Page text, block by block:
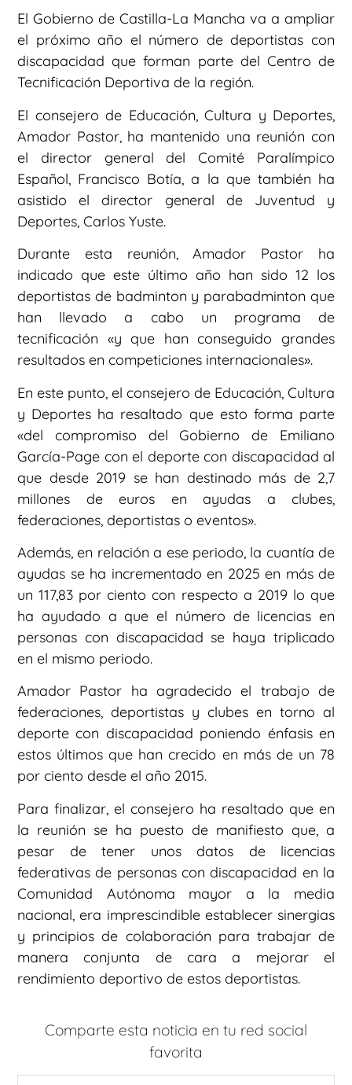
El Gobierno de Castilla-La Mancha va a ampliar
el próximo año el número de deportistas con
discapacidad que forman parte del Centro de
Tecnificación Deportiva de la región.
El consejero de Educación, Cultura y Deportes,
Amador Pastor, ha mantenido una reunión con
el director general del Comité Paralímpico
Español, Francisco Botía, a la que también ha
asistido el director general de Juventud y
Deportes, Carlos Yuste.
Durante esta reunión, Amador Pastor ha
indicado que este último año han sido 12 los
deportistas de badminton y parabadminton que
han llevado a cabo un programa de
tecnificación «y que han conseguido grandes
resultados en competiciones internacionales».
En este punto, el consejero de Educación, Cultura
y Deportes ha resaltado que esto forma parte
«del compromiso del Gobierno de Emiliano
García-Page con el deporte con discapacidad al
que desde 2019 se han destinado más de 2,7
millones de euros en ayudas a clubes,
federaciones, deportistas o eventos».
Además, en relación a ese periodo, la cuantía de
ayudas se ha incrementado en 2025 en más de
un 117,83 por ciento con respecto a 2019 lo que
ha ayudado a que el número de licencias en
personas con discapacidad se haya triplicado
en el mismo periodo.
Amador Pastor ha agradecido el trabajo de
federaciones, deportistas y clubes en torno al
deporte con discapacidad poniendo énfasis en
estos últimos que han crecido en más de un 78
por ciento desde el año 2015.
Para finalizar, el consejero ha resaltado que en
la reunión se ha puesto de manifiesto que, a
pesar de tener unos datos de licencias
federativas de personas con discapacidad en la
Comunidad Autónoma mayor a la media
nacional, era imprescindible establecer sinergias
y principios de colaboración para trabajar de
manera conjunta de cara a mejorar el
rendimiento deportivo de estos deportistas.
Comparte esta noticia en tu red social
favorita